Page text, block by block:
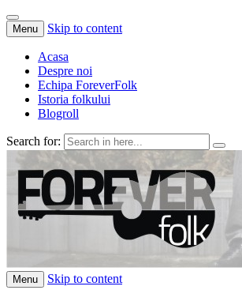
Menu Skip to content
Acasa
Despre noi
Echipa ForeverFolk
Istoria folkului
Blogroll
Search for:
ForeverFolk
Muzica sufletului tau
Menu Skip to content